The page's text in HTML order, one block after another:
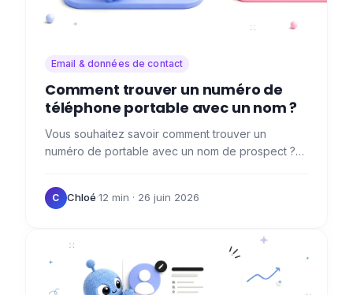
Email & données de contact
Comment trouver un numéro de
téléphone portable avec un nom ?
Vous souhaitez savoir comment trouver un
numéro de portable avec un nom de prospect ?
contact direct reste l'une…
C Chloé·12 min · 26 juin 2026